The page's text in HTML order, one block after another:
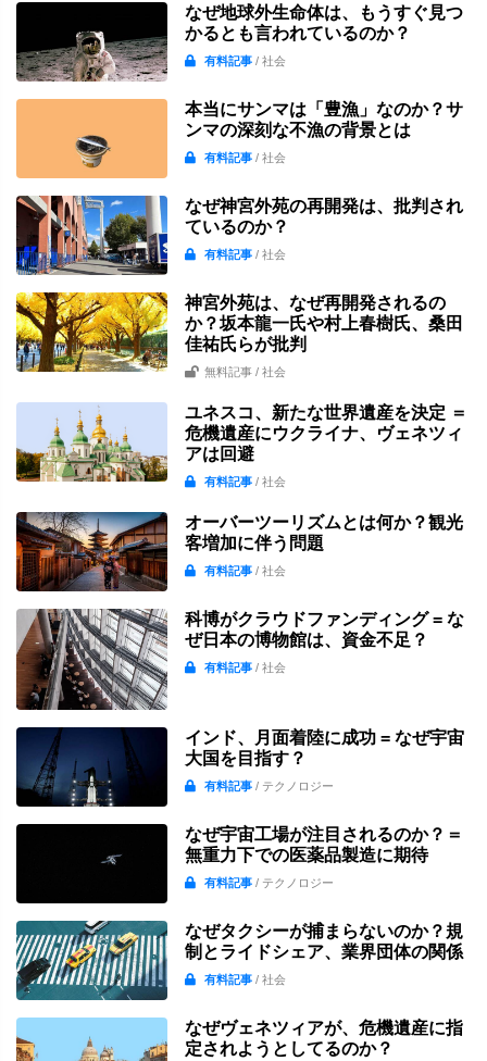
なぜ地球外生命体は、もうすぐ見つ
かるとも言われているのか？
有料記事/ 社会
本当にサンマは「豊漁」なのか？サ
ンマの深刻な不漁の背景とは
有料記事/ 社会
なぜ神宮外苑の再開発は、批判され
ているのか？
有料記事/ 社会
神宮外苑は、なぜ再開発されるの
か？坂本龍一氏や村上春樹氏、桑田
佳祐氏らが批判
無料記事 / 社会
ユネスコ、新たな世界遺産を決定 ＝
危機遺産にウクライナ、ヴェネツィ
アは回避
有料記事/ 社会
オーバーツーリズムとは何か？観光
客増加に伴う問題
有料記事/ 社会
科博がクラウドファンディング = な
ぜ日本の博物館は、資金不足？
有料記事/ 社会
インド、月面着陸に成功 = なぜ宇宙
大国を目指す？
有料記事/ テクノロジー
なぜ宇宙工場が注目されるのか？＝
無重力下での医薬品製造に期待
有料記事/ テクノロジー
なぜタクシーが捕まらないのか？規
制とライドシェア、業界団体の関係
有料記事/ 社会
なぜヴェネツィアが、危機遺産に指
定されようとしてるのか？